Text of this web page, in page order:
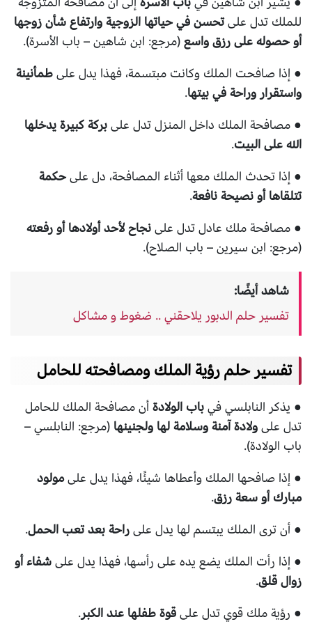
للملك تدل علىتحسن في حياتها الزوجية وارتفاع شأن زوجها
أو حصوله على رزق واسع(مرجع: ابن شاهين – باب الأسرة).
● إذا صافحت الملك وكانت مبتسمة، فهذا يدل علىطمأنينة
واستقرار وراحة في بيتها.
● مصافحة الملك داخل المنزل تدل علىبركة كبيرة يدخلها
الله على البيت.
● إذا تحدث الملك معها أثناء المصافحة، دل علىحكمة
تتلقاها أو نصيحة نافعة.
● مصافحة ملك عادل تدل علىنجاح لأحد أولادها أو رفعته
(مرجع: ابن سيرين – باب الصلاح).
شاهد أيضًا:
تفسير حلم الدبور يلاحقني .. ضغوط و مشاكل
تفسير حلم رؤية الملك ومصافحته للحامل
● يذكر النابلسي فيباب الولادةأن مصافحة الملك للحامل
تدل علىولادة آمنة وسلامة لها ولجنينها (مرجع: النابلسي –
باب الولادة).
● إذا صافحها الملك وأعطاها شيئًا، فهذا يدل علىمولود
مبارك أو سعة رزق.
● أن ترى الملك يبتسم لها يدل علىراحة بعد تعب الحمل.
● إذا رأت الملك يضع يده على رأسها، فهذا يدل علىشفاء أو
زوال قلق.
● رؤية ملك قوي تدل علىقوة طفلها عند الكبر.